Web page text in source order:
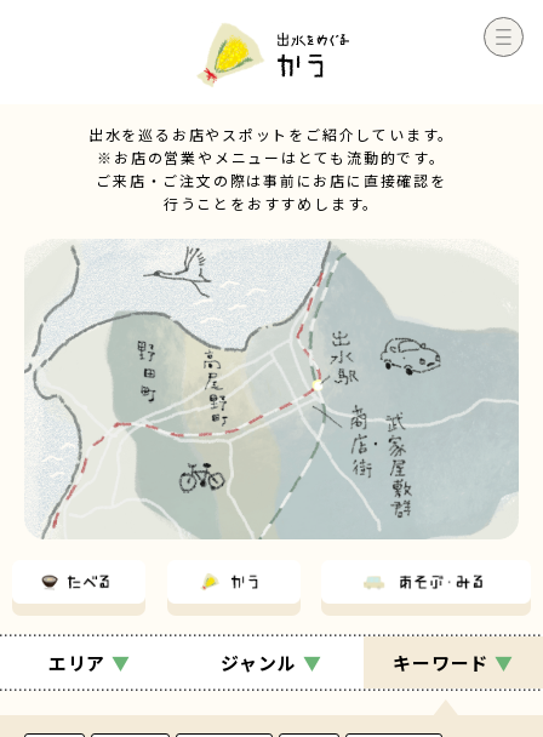
出水を巡るお店やスポットをご紹介しています。
※お店の営業やメニューはとても流動的です。
ご来店・ご注文の際は事前にお店に直接確認を
行うことをおすすめします。
エリア ▼ ジャンル ▼ キーワード ▼